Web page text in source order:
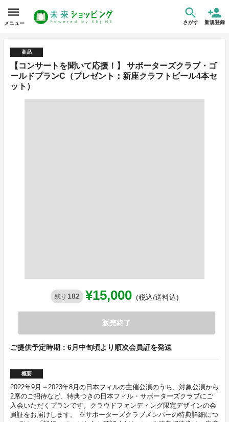
メニュー さがす 新規登録
商品
【コンサートを聞いて応援！】 サポーターズクラブ・ゴ
ールドプランC（プレゼント：新座クラフトビール4本セ
ット）
残り 182 ¥15,000 (税込/送料込)
販売終了
ご提供予定時期：6月中旬頃より順次会員証を発送
概要
2022年9月～2023年8月の日本フィルの主催公演のうち、対象公演から
2席のご招待など、特典つきの日本フィル・サポーターズクラブにご
入会いただくプランです。クラウドファンディング限定デザインの会
員証をお届けします。 ※サポーターズクラブメンバーの特典詳細につ